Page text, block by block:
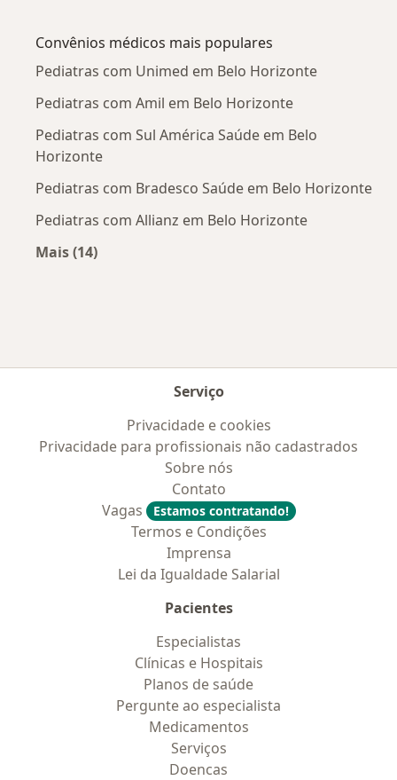
Convênios médicos mais populares
Pediatras com Unimed em Belo Horizonte
Pediatras com Amil em Belo Horizonte
Pediatras com Sul América Saúde em Belo
Horizonte
Pediatras com Bradesco Saúde em Belo Horizonte
Pediatras com Allianz em Belo Horizonte
Mais (14)
Serviço
Privacidade e cookies
Privacidade para profissionais não cadastrados
Sobre nós
Contato
Vagas
Estamos contratando!
Termos e Condições
Imprensa
Lei da Igualdade Salarial
Pacientes
Especialistas
Clínicas e Hospitais
Planos de saúde
Pergunte ao especialista
Medicamentos
Serviços
Doencas